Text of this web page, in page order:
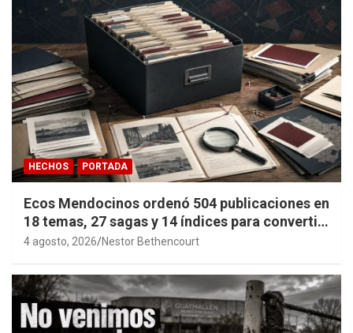
HECHOS PORTADA
Ecos Mendocinos ordenó 504 publicaciones en
18 temas, 27 sagas y 14 índices para convertir
años de investigación en memoria pública
4 agosto, 2026 Nestor Bethencourt